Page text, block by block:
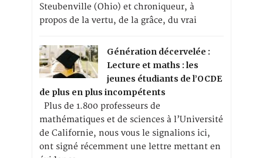
Steubenville (Ohio) et chroniqueur, à
propos de la vertu, de la grâce, du vrai
Génération décervelée :
Lecture et maths : les
jeunes étudiants de l’OCDE
de plus en plus incompétents
Plus de 1.800 professeurs de
mathématiques et de sciences à l’Université
de Californie, nous vous le signalions ici,
ont signé récemment une lettre mettant en